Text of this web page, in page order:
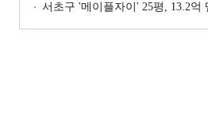
서초구 '메이플자이' 25평, 13.2억 떨어진